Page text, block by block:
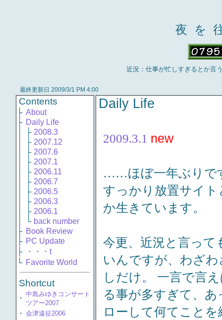
夜を
近況：仕事が忙しすぎるとか言
最終更新日 2009/3/1 PM 4:00
Contents
├ About
├ Daily Life
├ 2008.3
├ 2007.12
├ 2007.6
├ 2007.1
├ 2006.11
├ 2006.7
├ 2006.5
├ 2006.3
├ 2006.1
└ back number
├ Book Review
├ PC Update
├
・・・t
└ Favorite World
Shortcut
・ 中島みゆきコンサート
ツアー2007
・ 会津遠征2006
Daily Life
2009.3.1 new
……ほぼ一年ぶりで
すっかり放置サイ
か生きています。
今更、近況と言っ
いんですが、わざ
しだけ。 一言で言
る事が多すぎて、
ローして何てこと